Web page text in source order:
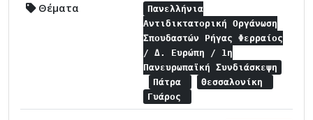
Θέματα
Πανελλήνια
Αντιδικτατορική Οργάνωση
Σπουδαστών Ρήγας Φερραίος
/ Δ. Ευρώπη / 1η
Πανευρωπαϊκή Συνδιάσκεψη
Πάτρα
Θεσσαλονίκη
Γυάρος